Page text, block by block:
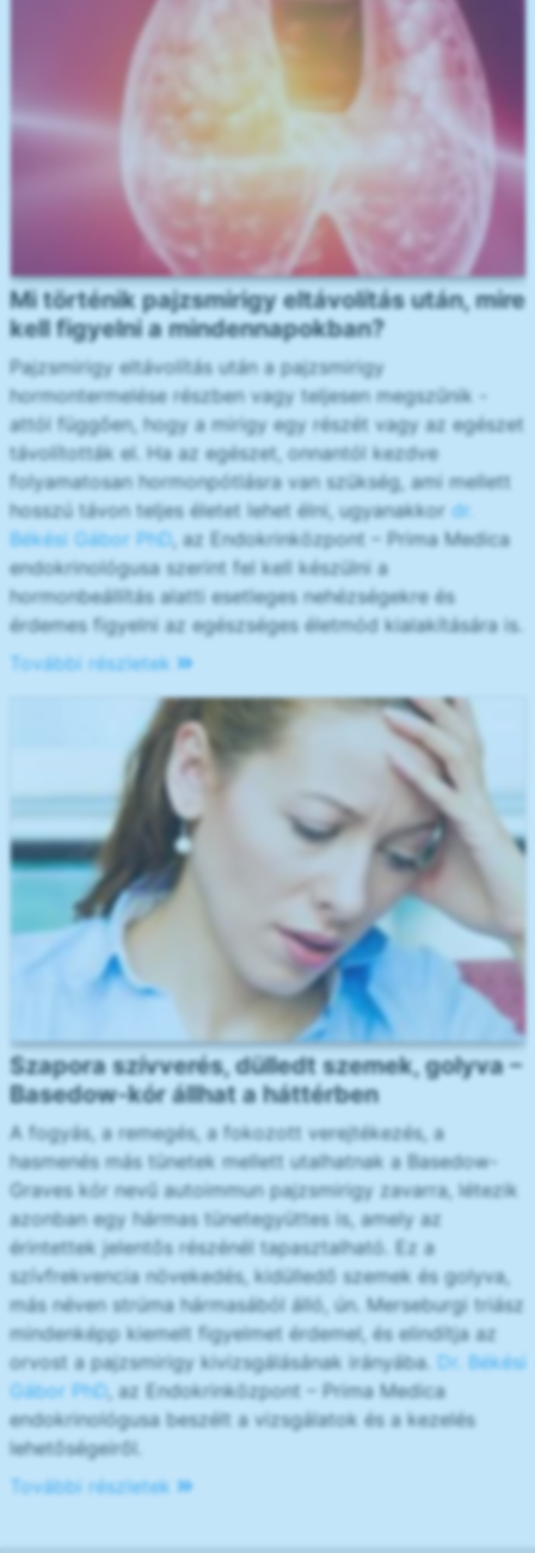
Mi történik pajzsmirigy eltávolítás után, mire
kell figyelni a mindennapokban?
Pajzsmirigy eltávolítás után a pajzsmirigy
hormontermelése részben vagy teljesen megszűnik -
attól függően, hogy a mirigy egy részét vagy az egészet
távolították el. Ha az egészet, onnantól kezdve
folyamatosan hormonpótlásra van szükség, ami mellett
hosszú távon teljes életet lehet élni, ugyanakkor dr.
Békési Gábor PhD
, az Endokrinközpont – Prima Medica
endokrinológusa szerint fel kell készülni a
hormonbeállítás alatti esetleges nehézségekre és
érdemes figyelni az egészséges életmód kialakítására is.
További részletek
Szapora szívverés, dülledt szemek, golyva –
Basedow-kór állhat a háttérben
A fogyás, a remegés, a fokozott verejtékezés, a
hasmenés más tünetek mellett utalhatnak a Basedow-
Graves kór nevű autoimmun pajzsmirigy zavarra, létezik
azonban egy hármas tünetegyüttes is, amely az
érintettek jelentős részénél tapasztalható. Ez a
szívfrekvencia növekedés, kidülledő szemek és golyva,
más néven strúma hármasából álló, ún. Merseburgi triász
mindenképp kiemelt figyelmet érdemel, és elindítja az
orvost a pajzsmirigy kivizsgálásának irányába. Dr. Békési
Gábor PhD, az Endokrinközpont – Prima Medica
endokrinológusa beszélt a vizsgálatok és a kezelés
lehetőségeiről.
További részletek